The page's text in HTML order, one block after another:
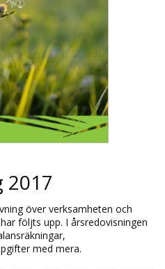
2017
över verksamheten och
följts upp. I årsredovisningen
med mera.